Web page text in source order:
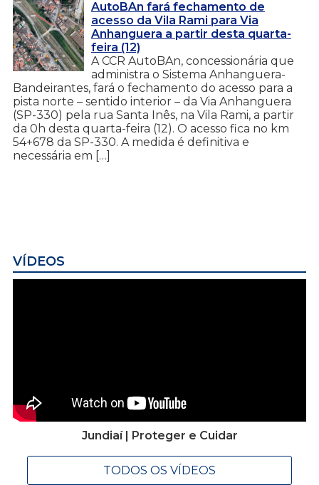
AutoBAn fará fechamento de
acesso da Vila Rami para Via
Anhanguera a partir desta quarta-
feira (12)
A CCR AutoBAn, concessionária que
administra o Sistema Anhanguera-
Bandeirantes, fará o fechamento do acesso para a
pista norte – sentido interior – da Via Anhanguera
(SP-330) pela rua Santa Inês, na Vila Rami, a partir
da 0h desta quarta-feira (12). O acesso fica no km
54+678 da SP-330. A medida é definitiva e
necessária em […]
VÍDEOS
Jundiaí | Proteger e Cuidar
TODOS OS VÍDEOS